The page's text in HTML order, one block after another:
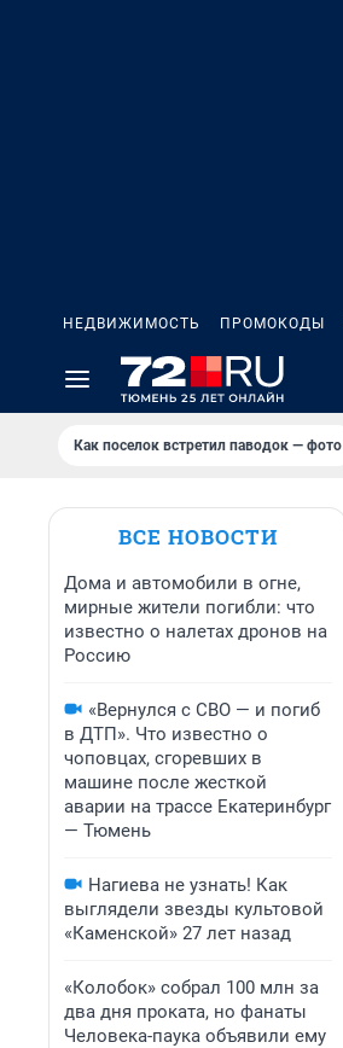
НЕДВИЖИМОСТЬ ПРОМОКОДЫ
Как поселок встретил паводок — фото
ВСЕ НОВОСТИ
Дома и автомобили в огне,
мирные жители погибли: что
известно о налетах дронов на
Россию
«Вернулся с СВО — и погиб
в ДТП». Что известно о
чоповцах, сгоревших в
машине после жесткой
аварии на трассе Екатеринбург
— Тюмень
Нагиева не узнать! Как
выглядели звезды культовой
«Каменской» 27 лет назад
«Колобок» собрал 100 млн за
два дня проката, но фанаты
Человека-паука объявили ему